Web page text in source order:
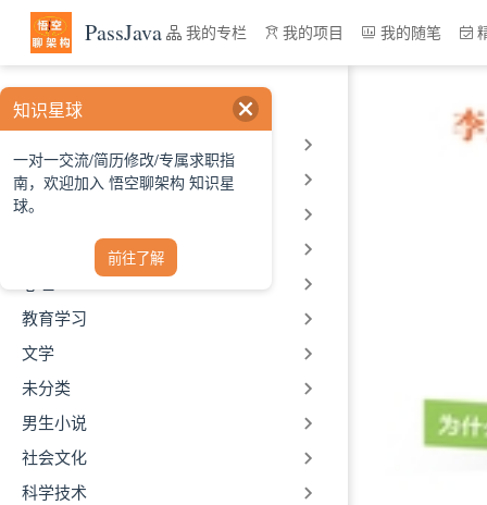
跳至主要內容
PassJava 我的专栏 我的项目 我的随笔
读书笔记
公众号
历史
教育学习
文学
未分类
男生小说
社会文化
科学技术
知识星球
一对一交流/简历修改/专属求职指
南，欢迎加入 悟空聊架构 知识星
球。
前往了解